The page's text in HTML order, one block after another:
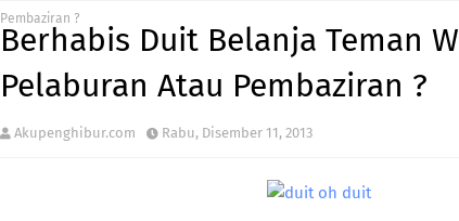
Pembaziran ?
Berhabis Duit Belanja Teman
Pelaburan Atau Pembaziran ?
Akupenghibur.com Rabu, Disember 11, 2013